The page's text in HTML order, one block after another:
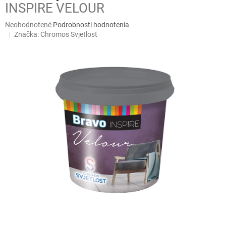
INSPIRE VELOUR
Priemerné
hodnotenie
Neohodnotené Podrobnosti hodnotenia
Značka:Chromos Svjetlost